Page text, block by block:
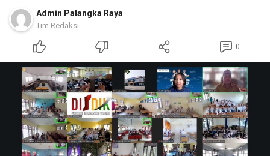
Admin Palangka Raya
Tim Redaksi
0